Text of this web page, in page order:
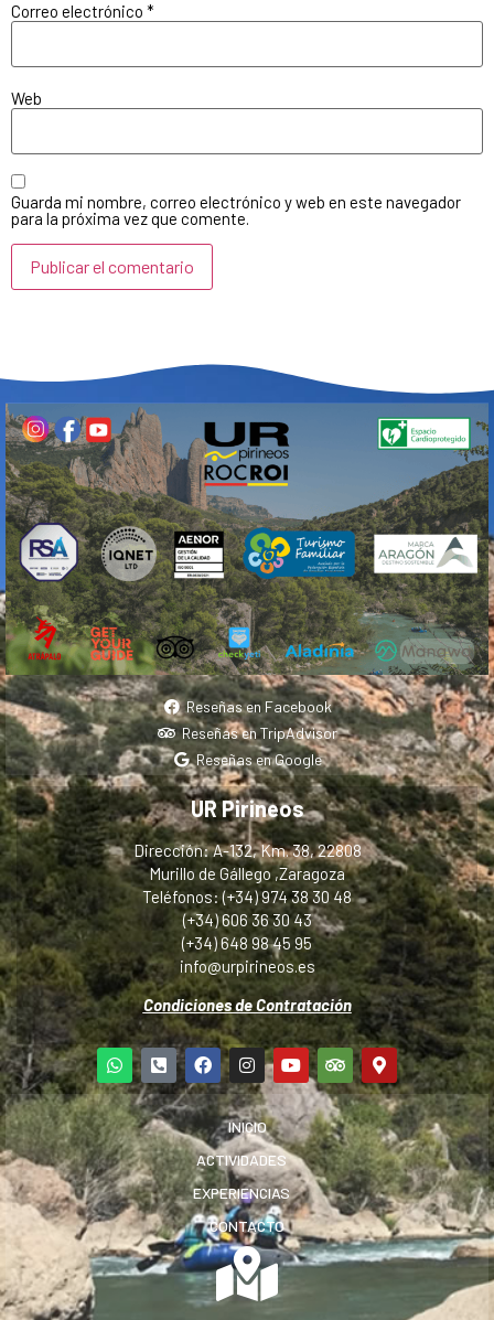
Correo electrónico *
Web
Guarda mi nombre, correo electrónico y web en este navegador
para la próxima vez que comente.
Reseñas en Facebook
Reseñas en TripAdvisor
Reseñas en Google
UR Pirineos
Dirección: A-132, Km. 38, 22808
Murillo de Gállego ,Zaragoza
Teléfonos: (+34) 974 38 30 48
(+34) 606 36 30 43
(+34) 648 98 45 95
info@urpirineos.es
Condiciones de Contratación
INICIO
ACTIVIDADES
EXPERIENCIAS
CONTACTO